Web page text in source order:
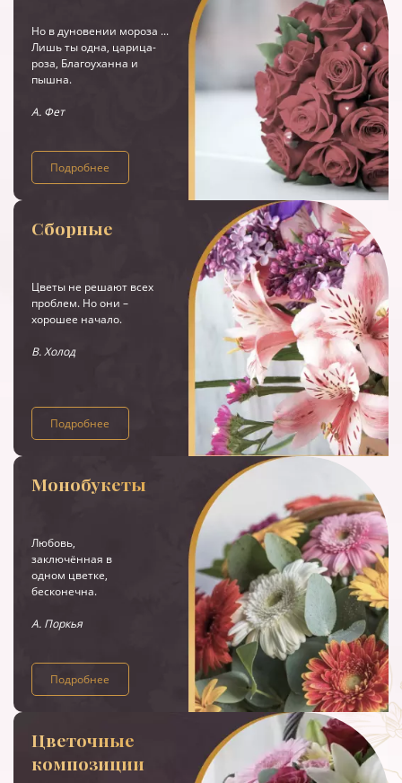
Но в дуновении мороза ...
Лишь ты одна, царица-
роза, Благоуханна и
пышна.
А. Фет
Подробнее
Сборные
Цветы не решают всех
проблем. Но они –
хорошее начало.
В. Холод
Подробнее
Монобукеты
Любовь,
заключённая в
одном цветке,
бесконечна.
А. Поркья
Подробнее
Цветочные
композиции